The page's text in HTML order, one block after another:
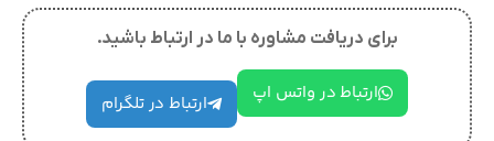
برای دریافت مشاوره با ما در ارتباط باشید.
ارتباط در واتس اپ ارتباط در تلگرام